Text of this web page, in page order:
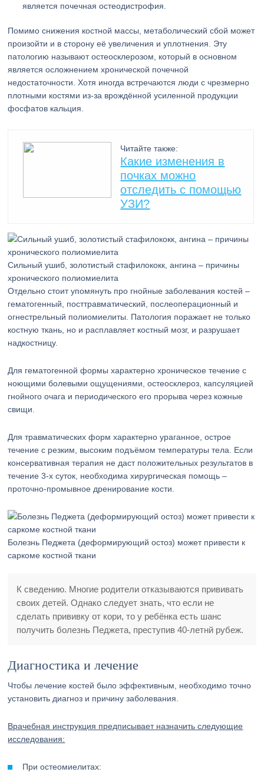
является почечная остеодистрофия.
Помимо снижения костной массы, метаболический сбой может
произойти и в сторону её увеличения и уплотнения. Эту
патологию называют остеосклерозом, который в основном
является осложнением хронической почечной
недостаточности. Хотя иногда встречаются люди с чрезмерно
плотными костями из-за врождённой усиленной продукции
фосфатов кальция.
Читайте также:
Какие изменения в
почках можно
отследить с помощью
УЗИ?
Сильный ушиб, золотистый стафилококк, ангина – причины
хронического полиомиелита
Отдельно стоит упомянуть про гнойные заболевания костей –
гематогенный, посттравматический, послеоперационный и
огнестрельный полиомиелиты. Патология поражает не только
костную ткань, но и расплавляет костный мозг, и разрушает
надкостницу.
Для гематогенной формы характерно хроническое течение с
ноющими болевыми ощущениями, остеосклероз, капсуляцией
гнойного очага и периодического его прорыва через кожные
свищи.
Для травматических форм характерно ураганное, острое
течение с резким, высоким подъёмом температуры тела. Если
консервативная терапия не даст положительных результатов в
течение 3-х суток, необходима хирургическая помощь –
проточно-промывное дренирование кости.
Болезнь Педжета (деформирующий остоз) может привести к
саркоме костной ткани
К сведению. Многие родители отказываются прививать
своих детей. Однако следует знать, что если не
сделать прививку от кори, то у ребёнка есть шанс
получить болезнь Педжета, преступив 40-летнй рубеж.
Диагностика и лечение
Чтобы лечение костей было эффективным, необходимо точно
установить диагноз и причину заболевания.
Врачебная инструкция предписывает назначить следующие
исследования:
При остеомиелитах: